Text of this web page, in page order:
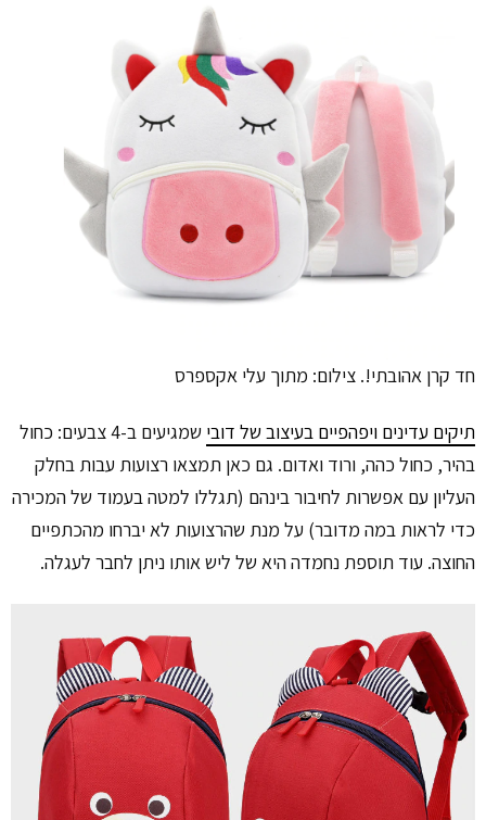
חד קרן אהובתי!. צילום: מתוך עלי אקספרס
תיקים עדינים ויפהפיים בעיצוב של דובי
שמגיעים ב-4 צבעים: כחול
בהיר, כחול כהה, ורוד ואדום. גם כאן תמצאו רצועות עבות בחלק
העליון עם אפשרות לחיבור בינהם (תגללו למטה בעמוד של המכירה
כדי לראות במה מדובר) על מנת שהרצועות לא יברחו מהכתפיים
החוצה. עוד תוספת נחמדה היא של ליש אותו ניתן לחבר לעגלה.